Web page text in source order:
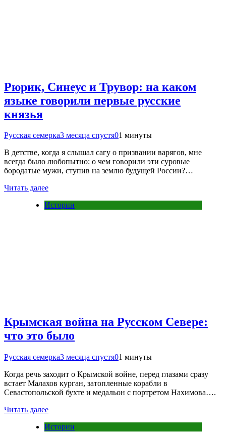
Рюрик, Синеус и Трувор: на каком
языке говорили первые русские
князья
Русская семерка3 месяца спустя01 минуты
В детстве, когда я слышал сагу о призвании варягов, мне
всегда было любопытно: о чем говорили эти суровые
бородатые мужи, ступив на землю будущей России?…
Читать далее
Истории
Крымская война на Русском Севере:
что это было
Русская семерка3 месяца спустя01 минуты
Когда речь заходит о Крымской войне, перед глазами сразу
встает Малахов курган, затопленные корабли в
Севастопольской бухте и медальон с портретом Нахимова….
Читать далее
Истории